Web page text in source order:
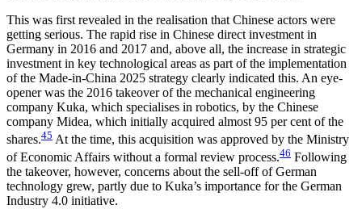
This was first revealed in the realisation that Chi­nese actors were
getting serious. The rapid rise in Chinese direct investment in
Germany in 2016 and 2017 and, above all, the increase in strategic
invest­ment in key technological areas as part of the imple­mentation
of the Made-in-China 2025 strategy clearly indicated this. An eye-
opener was the 2016 takeover of the mechanical engineering
company Kuka, which specialises in robotics, by the Chinese
company Midea, which initially acquired almost 95 per cent of the
shares.45 At the time, this acquisition was approved by the Ministry
of Economic Affairs without a formal review process.46 Following
the takeover, however, concerns about the sell-off of German
technology grew, partly due to Kuka’s importance for the Ger­man
Industry 4.0 initiative.